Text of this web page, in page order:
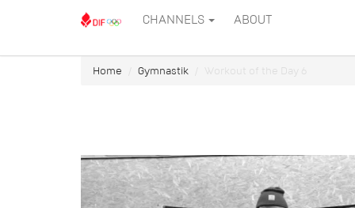
CHANNELS ABOUT
Home Gymnastik Workout of the Day 6